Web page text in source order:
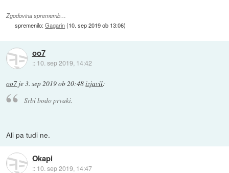
Zgodovina sprememb…
spremenilo:Gagarin(10. sep 2019 ob 13:06)
oo7
:: 10. sep 2019, 14:42
oo7 je3. sep 2019 ob 20:48izjavil:
Srbi bodo prvaki.
Ali pa tudi ne.
Okapi
:: 10. sep 2019, 14:47